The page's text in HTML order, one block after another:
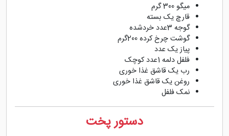
میگو 300 گرم
قارچ یک بسته
گوجه 3عدد خردشده
گوشت چرخ کرده 200گرم
پیاز یک عدد
فلفل دلمه 1عدد کوچک
رب یک قاشق غذا خوری
روغن یک قاشق غذا خوری
نمک فلفل
دستور پخت